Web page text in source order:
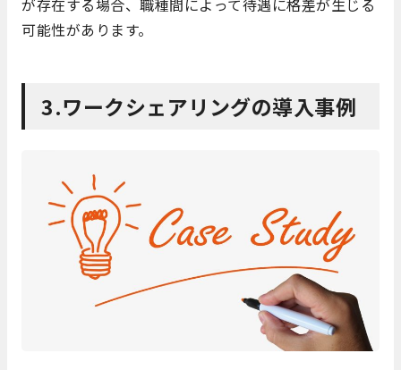
が存在する場合、職種間によって待遇に格差が生じる
可能性があります。
3.ワークシェアリングの導入事例